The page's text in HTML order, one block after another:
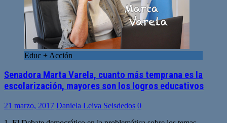
Educ + Acción
Senadora Marta Varela, cuanto más temprana es la
escolarización, mayores son los logros educativos
21 marzo, 2017 Daniela Leiva Seisdedos 0